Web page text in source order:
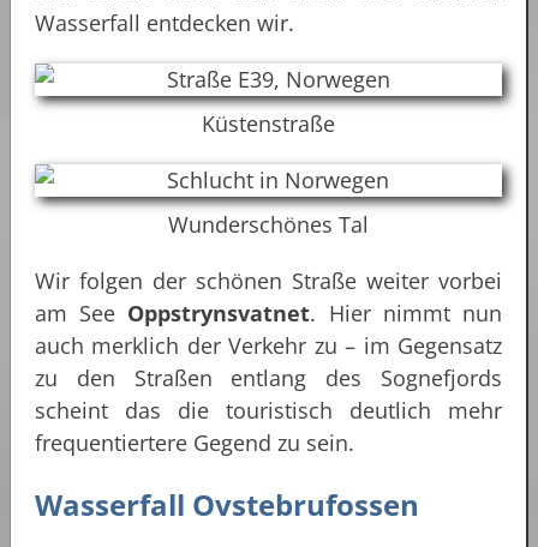
Wasserfall entdecken wir.
Küstenstraße
Wunderschönes Tal
Wir folgen der schönen Straße weiter vorbei
am See Oppstrynsvatnet. Hier nimmt nun
auch merklich der Verkehr zu – im Gegensatz
zu den Straßen entlang des Sognefjords
scheint das die touristisch deutlich mehr
frequentiertere Gegend zu sein.
Wasserfall Ovstebrufossen